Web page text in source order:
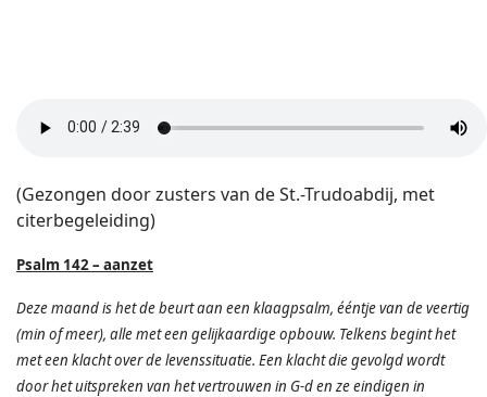
(Gezongen door zusters van de St.-Trudoabdij, met
citerbegeleiding)
Psalm 142 – aanzet
Deze maand is het de beurt aan een klaagpsalm, ééntje van de veertig
(min of meer), alle met een gelijkaardige opbouw. Telkens begint het
met een klacht over de levenssituatie. Een klacht die gevolgd wordt
door het uitspreken van het vertrouwen in G-d en ze eindigen in